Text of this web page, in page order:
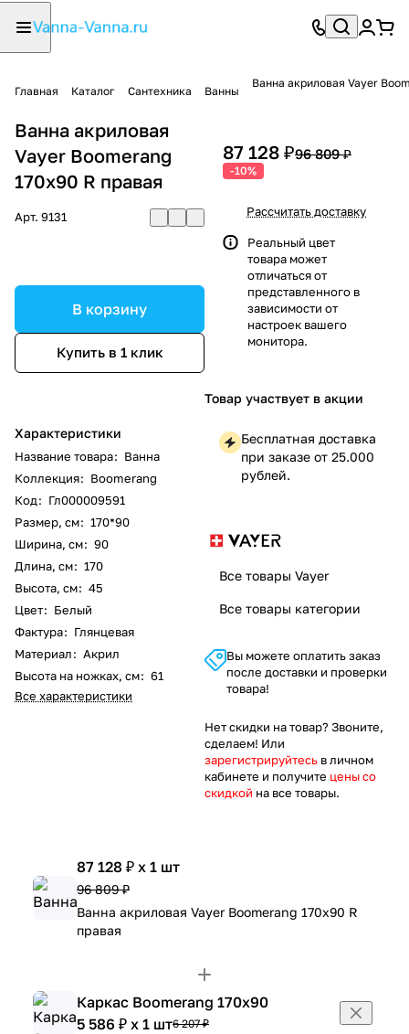
Главная Каталог Сантехника Ванны
Ванна акриловая Vayer
Ванна акриловая
Vayer Boomerang
170x90 R правая
Арт. 9131
В корзину
Купить в 1 клик
Характеристики
Название товара: Ванна
Коллекция: Boomerang
Код: Гл000009591
Размер, см: 170*90
Ширина, см: 90
Длина, см: 170
Высота, см: 45
Цвет: Белый
Фактура: Глянцевая
Материал: Акрил
Высота на ножках, см: 61
Все характеристики
87 128 ₽96 809 ₽
-10%
Рассчитать доставку
Реальный цвет
товара может
отличаться от
представленного в
зависимости от
настроек вашего
монитора.
Товар участвует в акции
Бесплатная доставка
при заказе от 25.000
рублей.
Все товары Vayer
Все товары категории
Вы можете оплатить заказ
после доставки и проверки
товара!
Нет скидки на товар? Звоните,
сделаем! Или
зарегистрируйтесь в личном
кабинете и получите цены со
скидкой на все товары.
87 128 ₽ x 1 шт
96 809 ₽
Ванна акриловая Vayer Boomerang 170x90 R
правая
Каркас Boomerang 170x90
5 586 ₽ x 1 шт6 207 ₽